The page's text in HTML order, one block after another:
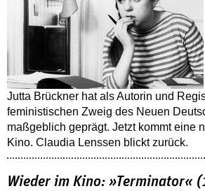
Jutta Brückner hat als Autorin und
feministischen Zweig des Neuen
maßgeblich geprägt. Jetzt kommt eine
Kino. Claudia Lenssen blickt zurück.
Wieder im Kino: »Terminator«